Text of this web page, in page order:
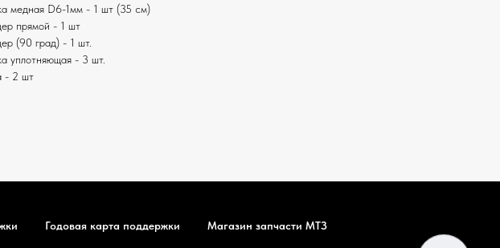
медная D6-1мм - 1 шт (35 см)
прямой - 1 шт
(90 град) - 1 шт.
уплотняющая - 3 шт.
- 2 шт
Годовая карта поддержки Магазин запчасти МТЗ